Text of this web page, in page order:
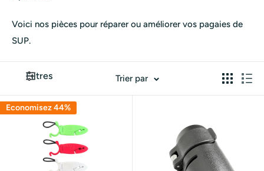
Voici nos pièces pour réparer ou améliorer vos pagaies de
SUP.
Filtres Trier par
Economisez 44%